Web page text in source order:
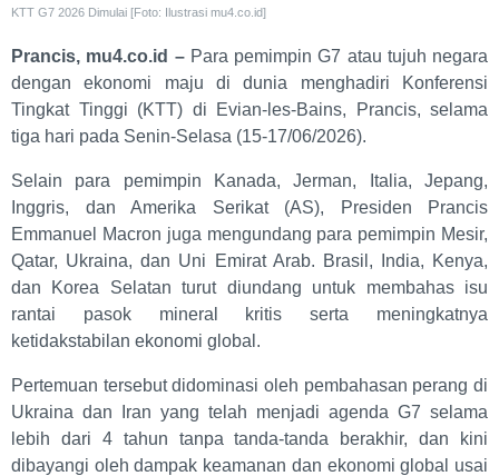
KTT G7 2026 Dimulai [Foto: Ilustrasi mu4.co.id]
Prancis, mu4.co.id –Para pemimpin G7 atau tujuh negara
dengan ekonomi maju di dunia menghadiri Konferensi
Tingkat Tinggi (KTT) di Evian-les-Bains, Prancis, selama
tiga hari pada Senin-Selasa (15-17/06/2026).
Selain para pemimpin Kanada, Jerman, Italia, Jepang,
Inggris, dan Amerika Serikat (AS), Presiden Prancis
Emmanuel Macron juga mengundang para pemimpin Mesir,
Qatar, Ukraina, dan Uni Emirat Arab. Brasil, India, Kenya,
dan Korea Selatan turut diundang untuk membahas isu
rantai pasok mineral kritis serta meningkatnya
ketidakstabilan ekonomi global.
Pertemuan tersebut didominasi oleh pembahasan perang di
Ukraina dan Iran yang telah menjadi agenda G7 selama
lebih dari 4 tahun tanpa tanda-tanda berakhir, dan kini
dibayangi oleh dampak keamanan dan ekonomi global usai